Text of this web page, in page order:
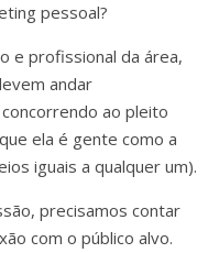
pessoal?
e profissional da área,
andar
ao pleito
ela é gente como a
iguais a qualquer um).
precisamos contar
com o público alvo.